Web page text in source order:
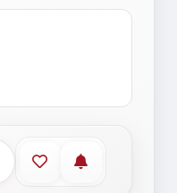
Favorilere ekle
Stoğa